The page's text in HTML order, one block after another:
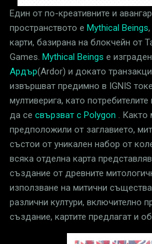
Един от по-креативните и
пространството е Mythical Beings
карти, базирана на блокчейн от
Games. Mythical Beings е
Ардър(Ardor) и докато
извършват предимно в IGNIS
мултиверига, като
да се свързват с Polygon .
предположили от заглавието,
състои от уникален набор от
всяка отделна карта
създание от древните
използване на митични
различни култури, включително
създание, картите предлагат и